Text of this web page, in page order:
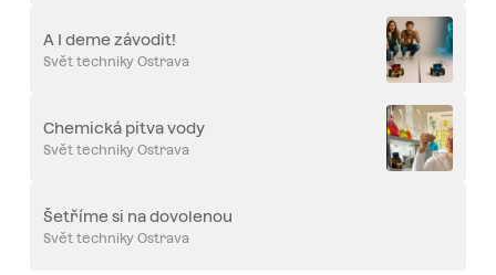
A I deme závodit!
Svět techniky Ostrava
Chemická pitva vody
Svět techniky Ostrava
Šetříme si na dovolenou
Svět techniky Ostrava